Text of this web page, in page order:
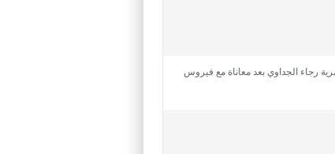
رجاء الجداوي بعد معاناة مع فيروس